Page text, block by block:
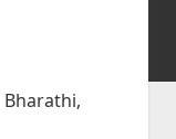
Bharathi,